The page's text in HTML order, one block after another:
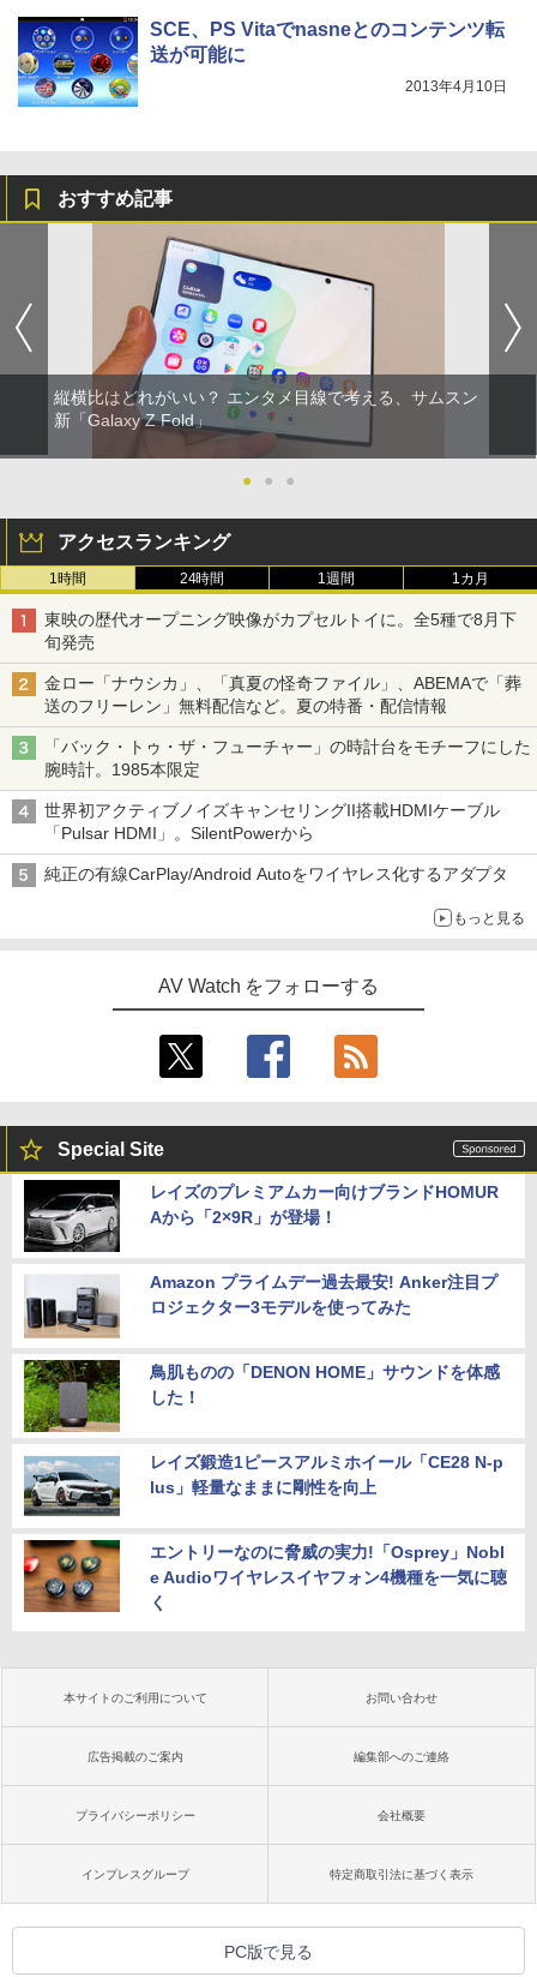
SCE、PS Vitaでnasneとのコンテンツ転
送が可能に
2013年4月10日
おすすめ記事
縦横比はどれがいい？ エンタメ目線で考える、サムスン
新「Galaxy Z Fold」
● ● ●
アクセスランキング
1時間 24時間 1週間 1カ月
東映の歴代オープニング映像がカプセルトイに。全5種で8月下
旬発売
金ロー「ナウシカ」、「真夏の怪奇ファイル」、ABEMAで「葬
送のフリーレン」無料配信など。夏の特番・配信情報
「バック・トゥ・ザ・フューチャー」の時計台をモチーフにした
腕時計。1985本限定
世界初アクティブノイズキャンセリングII搭載HDMIケーブル
「Pulsar HDMI」。SilentPowerから
純正の有線CarPlay/Android Autoをワイヤレス化するアダプタ
もっと見る
AV Watch をフォローする
Special Site
レイズのプレミアムカー向けブランドHOMUR
Aから「2×9R」が登場！
Amazon プライムデー過去最安! Anker注目プ
ロジェクター3モデルを使ってみた
鳥肌ものの「DENON HOME」サウンドを体感
した！
レイズ鍛造1ピースアルミホイール「CE28 N-p
lus」軽量なままに剛性を向上
エントリーなのに脅威の実力!「Osprey」Nobl
e Audioワイヤレスイヤフォン4機種を一気に聴
く
本サイトのご利用について お問い合わせ
広告掲載のご案内 編集部へのご連絡
プライバシーポリシー 会社概要
インプレスグループ 特定商取引法に基づく表示
PC版で見る